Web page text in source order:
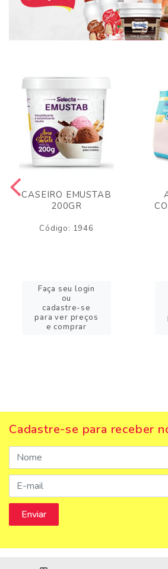
CASEIRO EMUSTAB
200GR
Código: 1946
Faça seu login
ou
cadastre-se
para ver preços
e comprar
Cadastre-se para receber